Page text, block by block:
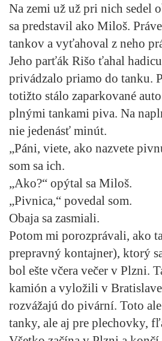
Na zemi už už pri nich sedel
sa predstavil ako Miloš.
tankov a vyťahoval z neho
Jeho parťák Rišo ťahal
privádzalo priamo do tanku.
totižto stálo zaparkované
plnými tankami piva. Na
nie jedenásť minút.
„Páni, viete, ako nazvete
som sa ich.
„Ako?“ opýtal sa Miloš.
„Pivnica,“ povedal som.
Obaja sa zasmiali.
Potom mi porozprávali, ako
prepravný kontajner), ktorý
bol ešte včera večer v Plzni.
kamión a vyložili v
rozvážajú do pivární. Toto
tanky, ale aj pre plechovky,